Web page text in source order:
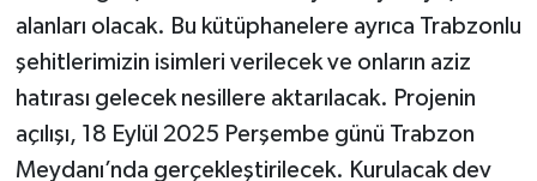
alanları olacak. Bu kütüphanelere ayrıca Trabzonlu
şehitlerimizin isimleri verilecek ve onların aziz
hatırası gelecek nesillere aktarılacak. Projenin
açılışı, 18 Eylül 2025 Perşembe günü Trabzon
Meydanı’nda gerçekleştirilecek. Kurulacak dev